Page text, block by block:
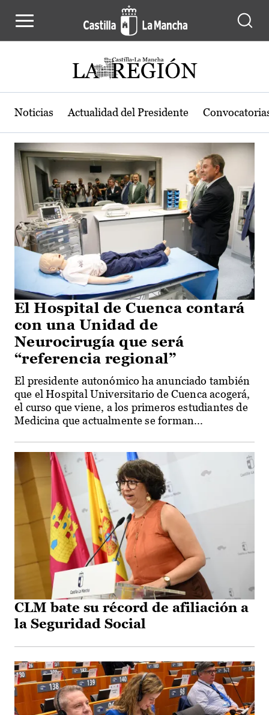
Actualidad de la región de Castilla-
Noticias Actualidad del Presidente
El Hospital de Cuenca contará
con una Unidad de
Neurocirugía que será
“referencia regional”
El presidente autonómico ha anunciado también
que el Hospital Universitario de Cuenca acogerá,
el curso que viene, a los primeros estudiantes de
Medicina que actualmente se forman...
CLM bate su récord de afiliación a
la Seguridad Social